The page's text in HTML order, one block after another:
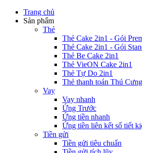
Trang chủ
Sản phẩm
Thẻ
Thẻ Cake 2in1 - Gói
Thẻ Cake 2in1 - Gói
Thẻ Be Cake 2in1
Thẻ VieON Cake 2in1
Thẻ Tự Do 2in1
Thẻ thanh toán Thú Cưng
Vay
Vay nhanh
Ứng Trước
Ứng tiền nhanh
Ứng tiền liên kết sổ tiết
Tiền gửi
Tiền gửi tiêu chuẩn